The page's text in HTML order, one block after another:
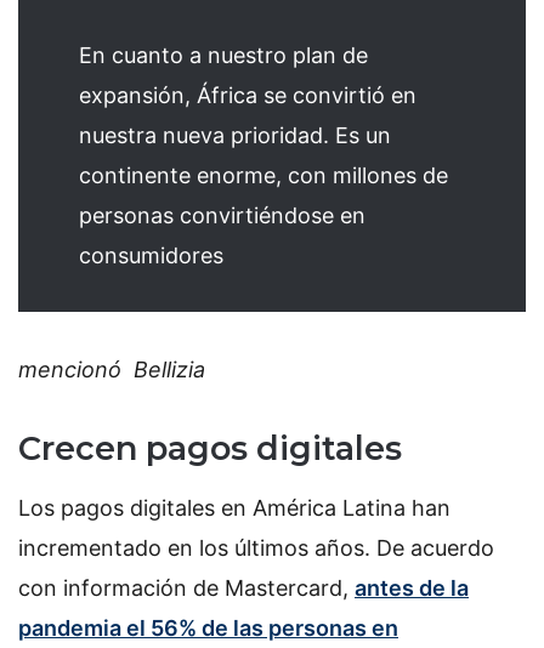
En cuanto a nuestro plan de
expansión, África se convirtió en
nuestra nueva prioridad. Es un
continente enorme, con millones de
personas convirtiéndose en
consumidores
mencionó Bellizia
Crecen pagos digitales
Los pagos digitales en América Latina han
incrementado en los últimos años. De acuerdo
con información de Mastercard, antes de la
pandemia el 56% de las personas en